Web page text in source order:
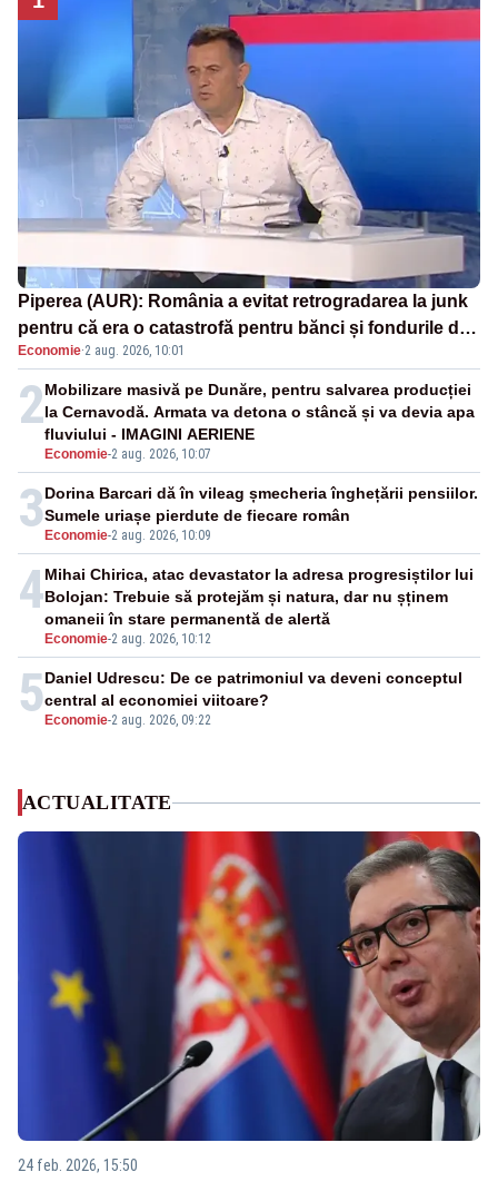
Piperea (AUR): România a evitat retrogradarea la junk
pentru că era o catastrofă pentru bănci și fondurile de
pensii
Economie·2 aug. 2026, 10:01
2
Economie-2 aug. 2026, 10:07
Mobilizare masivă pe Dunăre, pentru salvarea producției
la Cernavodă. Armata va detona o stâncă și va devia apa
fluviului - IMAGINI AERIENE
3 Economie-2 aug. 2026, 10:09
Dorina Barcari dă în vileag șmecheria înghețării pensiilor.
Sumele uriașe pierdute de fiecare român
4
Economie-2 aug. 2026, 10:12
Mihai Chirica, atac devastator la adresa progresiștilor lui
Bolojan: Trebuie să protejăm și natura, dar nu șținem
omaneii în stare permanentă de alertă
5 Economie-2 aug. 2026, 09:22
Daniel Udrescu: De ce patrimoniul va deveni conceptul
central al economiei viitoare?
ACTUALITATE
24 feb. 2026, 15:50